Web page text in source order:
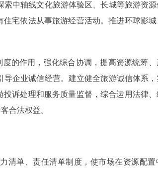
中轴线文化旅游体验区、长城等旅游资
宅依法从事旅游经营活动。推进环球影
作用，强化综合协调，提高资源统筹、
企业诚信经营。建立健全旅游诚信体系
诉处理和服务质量监督，综合运用法律
合法权益。
单、责任清单制度，使市场在资源配置